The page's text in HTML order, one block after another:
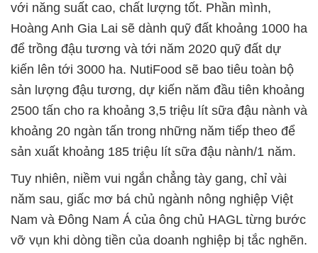
với năng suất cao, chất lượng tốt. Phần mình,
Hoàng Anh Gia Lai sẽ dành quỹ đất khoảng 1000 ha
để trồng đậu tương và tới năm 2020 quỹ đất dự
kiến lên tới 3000 ha. NutiFood sẽ bao tiêu toàn bộ
sản lượng đậu tương, dự kiến năm đầu tiên khoảng
2500 tấn cho ra khoảng 3,5 triệu lít sữa đậu nành và
khoảng 20 ngàn tấn trong những năm tiếp theo để
sản xuất khoảng 185 triệu lít sữa đậu nành/1 năm.
Tuy nhiên, niềm vui ngắn chẳng tày gang, chỉ vài
năm sau, giấc mơ bá chủ ngành nông nghiệp Việt
Nam và Đông Nam Á của ông chủ HAGL từng bước
vỡ vụn khi dòng tiền của doanh nghiệp bị tắc nghẽn.